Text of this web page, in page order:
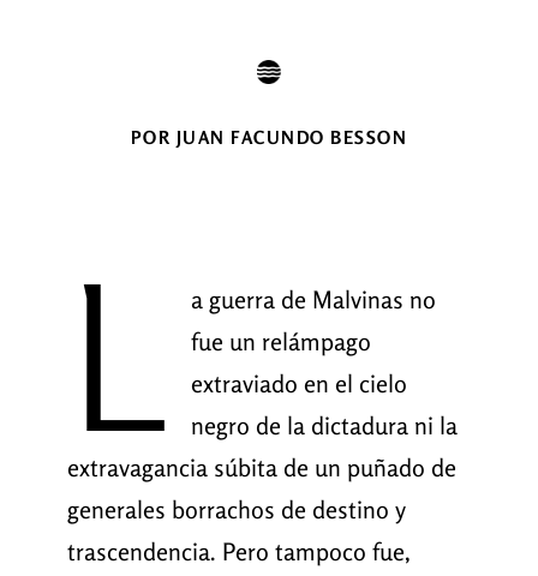
POR JUAN FACUNDO BESSON
L
a guerra de Malvinas no
fue un relámpago
extraviado en el cielo
negro de la dictadura ni la
extravagancia súbita de un puñado de
generales borrachos de destino y
trascendencia. Pero tampoco fue,